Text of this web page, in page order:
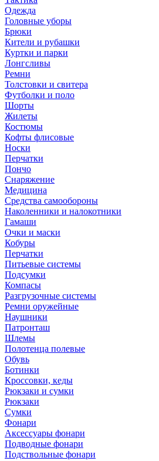
Одежда
Головные уборы
Брюки
Кители и рубашки
Куртки и парки
Лонгсливы
Ремни
Толстовки и свитера
Футболки и поло
Шорты
Жилеты
Костюмы
Кофты флисовые
Носки
Перчатки
Пончо
Снаряжение
Медицина
Средства самообороны
Наколенники и налокотники
Гамаши
Очки и маски
Кобуры
Перчатки
Питьевые системы
Подсумки
Компасы
Разгрузочные системы
Ремни оружейные
Наушники
Патронташ
Шлемы
Полотенца полевые
Обувь
Ботинки
Кроссовки, кеды
Рюкзаки и сумки
Рюкзаки
Сумки
Фонари
Аксессуары фонари
Подводные фонари
Подствольные фонари